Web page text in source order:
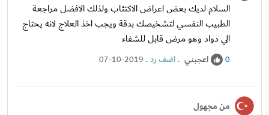
السلام لديك بعض اعراض الاكتئاب ولذلك الافضل مراجعة
الطبيب النفسي لتشخيصك بدقة ويجب اخذ العلاج لانه يحتاج
الي دواد وهو مرض قابل للشفاء
0 اعجبني .اضف رد.
07-10-2019
من مجهول